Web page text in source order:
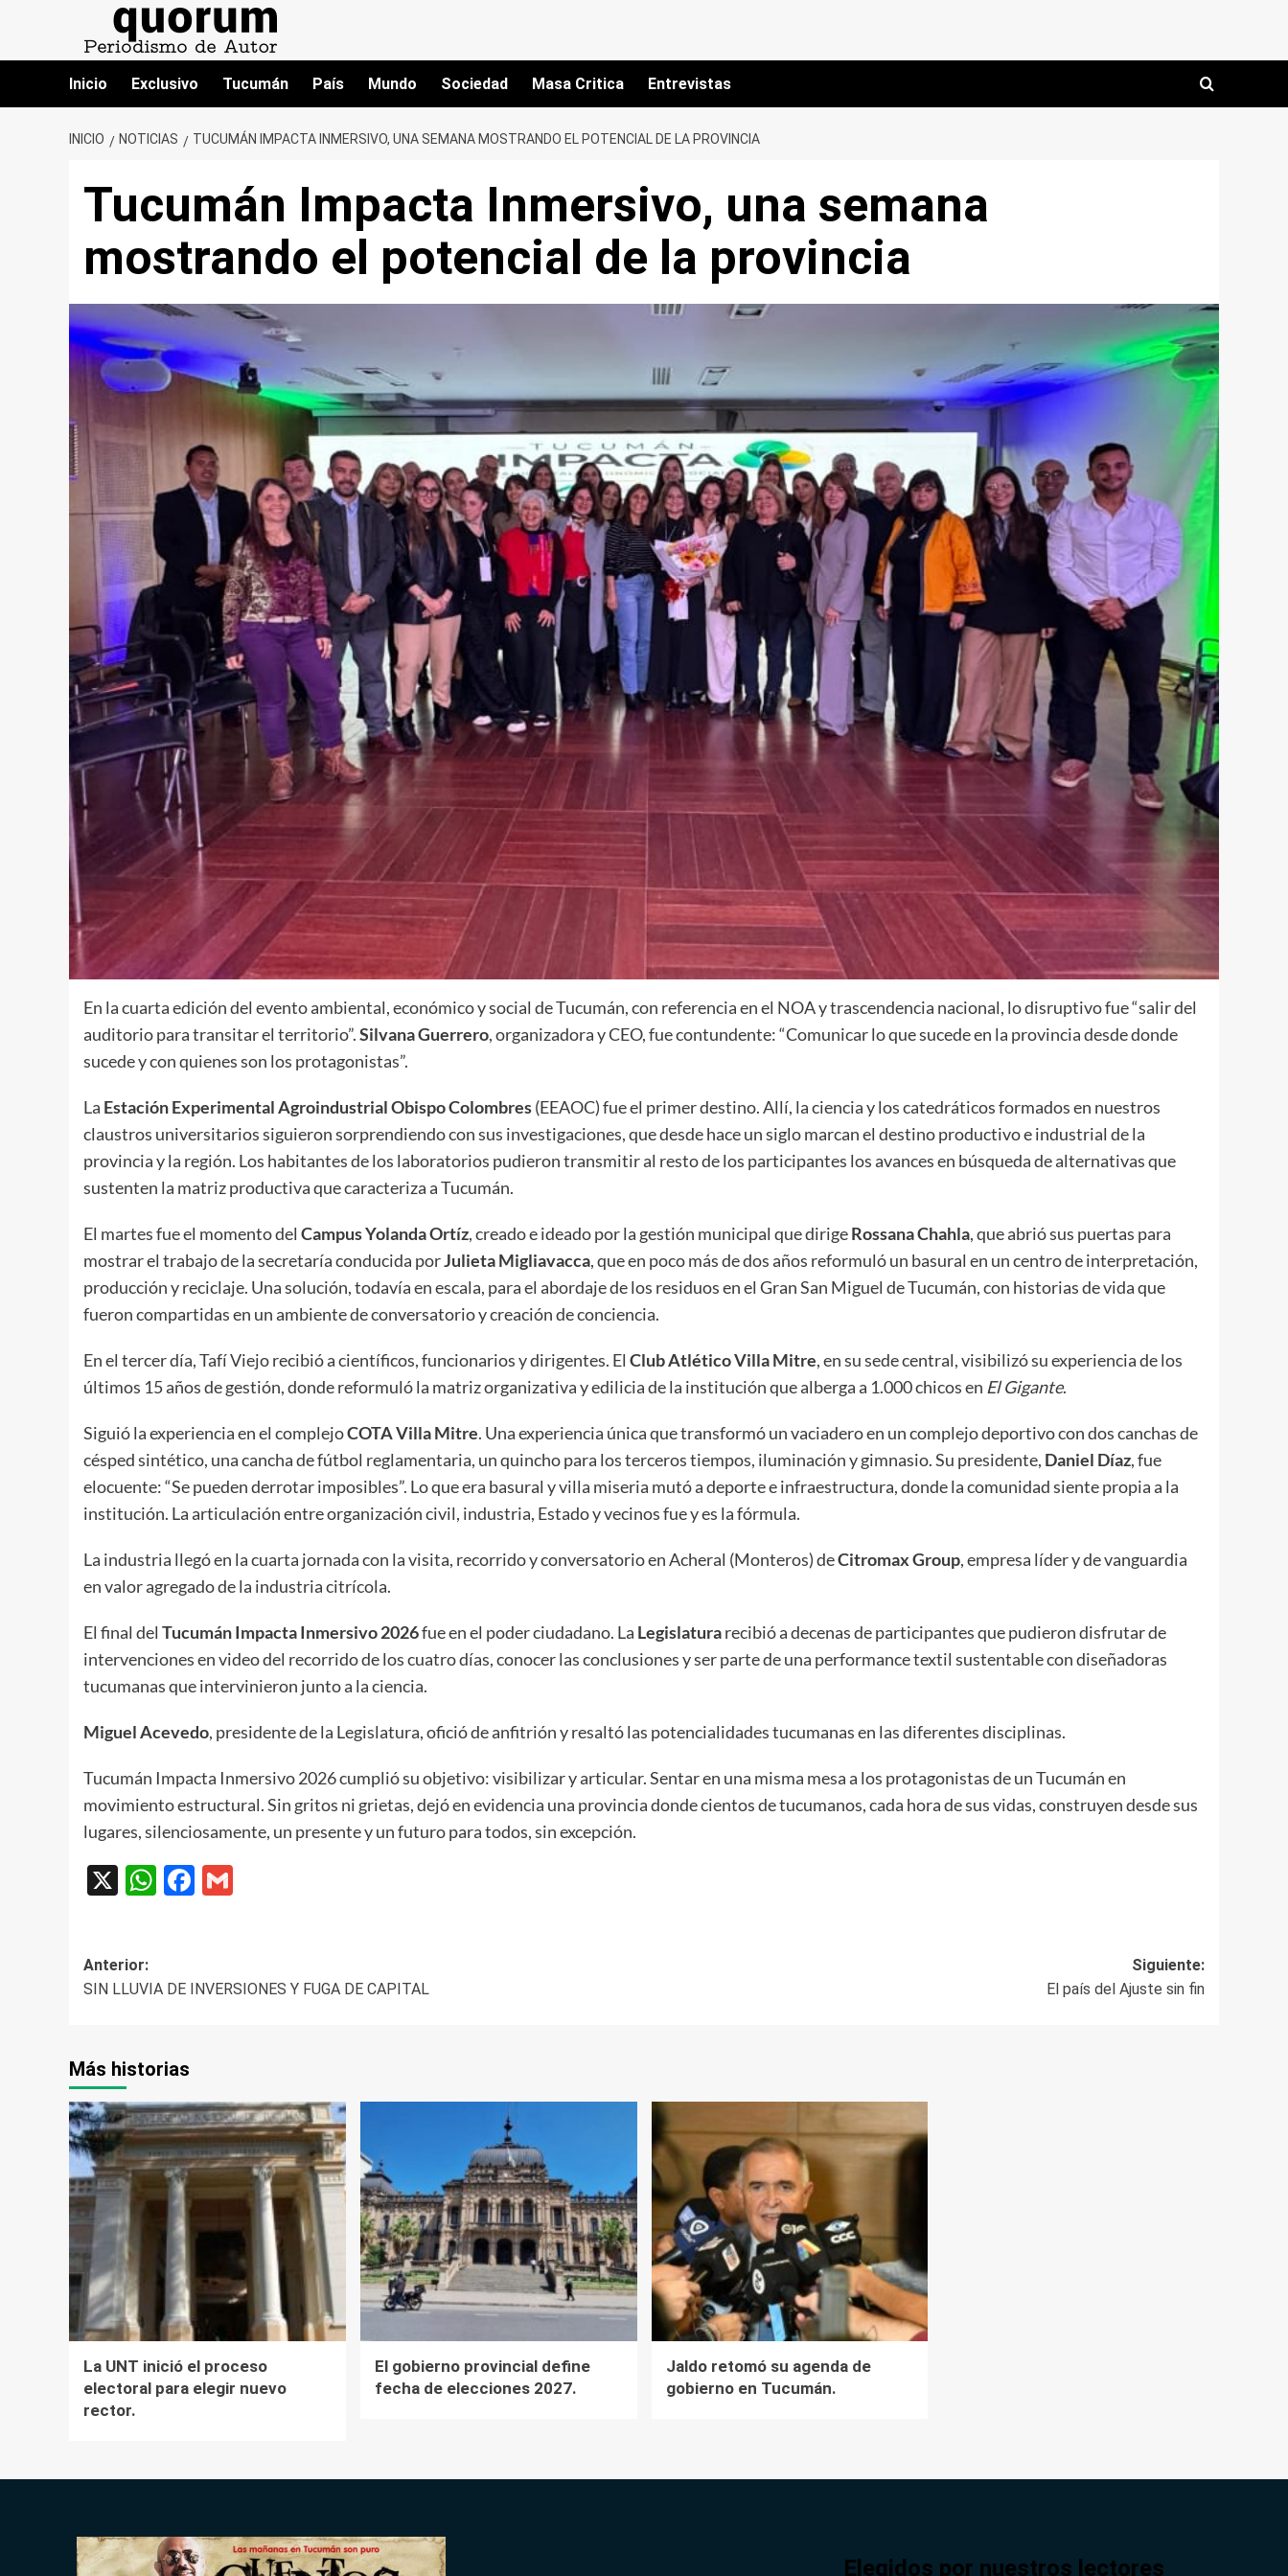
contenido
Inicio
Exclusivo Tucumán País Mundo Sociedad Masa Critica Entrevistas
INICIO NOTICIAS TUCUMÁN IMPACTA INMERSIVO, UNA SEMANA MOSTRANDO EL POTENCIAL DE LA PROVINCIA
Tucumán Impacta Inmersivo, una semana
mostrando el potencial de la provincia
En la cuarta edición del evento ambiental, económico y social de Tucumán, con referencia en el NOA y trascendencia nacional, lo disruptivo fue “salir del
auditorio para transitar el territorio”.Silvana Guerrero, organizadora y CEO, fue contundente: “Comunicar lo que sucede en la provincia desde donde
sucede y con quienes son los protagonistas”.
La Estación Experimental Agroindustrial Obispo Colombres(EEAOC) fue el primer destino. Allí, la ciencia y los catedráticos formados en nuestros
claustros universitarios siguieron sorprendiendo con sus investigaciones, que desde hace un siglo marcan el destino productivo e industrial de la
provincia y la región. Los habitantes de los laboratorios pudieron transmitir al resto de los participantes los avances en búsqueda de alternativas que
sustenten la matriz productiva que caracteriza a Tucumán.
El martes fue el momento del Campus Yolanda Ortíz, creado e ideado por la gestión municipal que dirigeRossana Chahla, que abrió sus puertas para
mostrar el trabajo de la secretaría conducida porJulieta Migliavacca, que en poco más de dos años reformuló un basural en un centro de interpretación,
producción y reciclaje. Una solución, todavía en escala, para el abordaje de los residuos en el Gran San Miguel de Tucumán, con historias de vida que
fueron compartidas en un ambiente de conversatorio y creación de conciencia.
En el tercer día, Tafí Viejo recibió a científicos, funcionarios y dirigentes. El Club Atlético Villa Mitre, en su sede central, visibilizó su experiencia de los
últimos 15 años de gestión, donde reformuló la matriz organizativa y edilicia de la institución que alberga a 1.000 chicos en El Gigante.
Siguió la experiencia en el complejoCOTA Villa Mitre. Una experiencia única que transformó un vaciadero en un complejo deportivo con dos canchas de
césped sintético, una cancha de fútbol reglamentaria, un quincho para los terceros tiempos, iluminación y gimnasio. Su presidente, Daniel Díaz, fue
elocuente: “Se pueden derrotar imposibles”. Lo que era basural y villa miseria mutó a deporte e infraestructura, donde la comunidad siente propia a la
institución. La articulación entre organización civil, industria, Estado y vecinos fue y es la fórmula.
La industria llegó en la cuarta jornada con la visita, recorrido y conversatorio en Acheral (Monteros) deCitromax Group, empresa líder y de vanguardia
en valor agregado de la industria citrícola.
El final del Tucumán Impacta Inmersivo 2026fue en el poder ciudadano. La Legislaturarecibió a decenas de participantes que pudieron disfrutar de
intervenciones en video del recorrido de los cuatro días, conocer las conclusiones y ser parte de una performance textil sustentable con diseñadoras
tucumanas que intervinieron junto a la ciencia.
Miguel Acevedo, presidente de la Legislatura, ofició de anfitrión y resaltó las potencialidades tucumanas en las diferentes disciplinas.
Tucumán Impacta Inmersivo 2026 cumplió su objetivo: visibilizar y articular. Sentar en una misma mesa a los protagonistas de un Tucumán en
movimiento estructural. Sin gritos ni grietas, dejó en evidencia una provincia donde cientos de tucumanos, cada hora de sus vidas, construyen desde sus
lugares, silenciosamente, un presente y un futuro para todos, sin excepción.
X WhatsApp
Facebook
Navegación
de
Anterior:
SIN LLUVIA DE INVERSIONES Y FUGA DE CAPITAL
Siguiente:
El país del Ajuste sin fin
Más historias
La UNT inició el proceso
electoral para elegir nuevo
rector.
El gobierno provincial define
fecha de elecciones 2027.
Jaldo retomó su agenda de
gobierno en Tucumán.
Elegidos por nuestros lectores